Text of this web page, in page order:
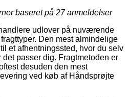
baseret på 27anmeldelser
udlover på nuværende
Den mest almindelige
et afhentningssted, hvor du selv
passer dig. Fragtmetoden er
desuden den mest
ved køb af Håndsprøjte